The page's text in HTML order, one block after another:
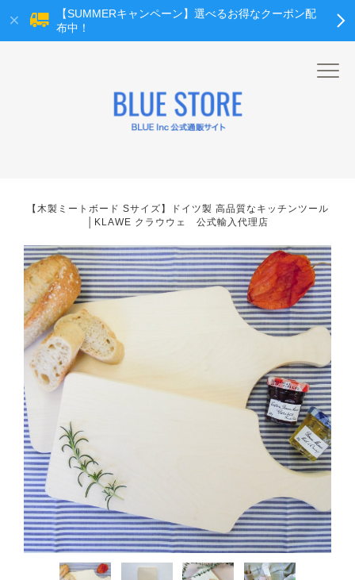
【SUMMERキャンペーン】選べるお得なクーポン配
布中！
【木製ミートボード Sサイズ】ドイツ製 高品質なキッチンツール
│KLAWE クラウウェ 公式輸入代理店